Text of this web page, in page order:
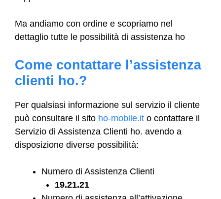
Ma andiamo con ordine e scopriamo nel
dettaglio tutte le possibilità di assistenza ho
Come contattare l’assistenza
clienti ho.?
Per qualsiasi informazione sul servizio il cliente
può consultare il sito ho-mobile.it o contattare il
Servizio di Assistenza Clienti ho. avendo a
disposizione diverse possibilità:
Numero di Assistenza Clienti
19.21.21